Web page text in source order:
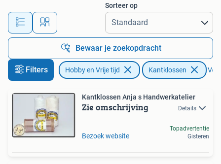
Alle afstanden…
Sorteer op
Bewaar je zoekopdracht
Filters Hobby en Vrije tijd Kantklossen
Kantklossen Anja s Handwerkatelier
Zie omschrijving Details
Bezoek website
Topadvertentie
Gisteren